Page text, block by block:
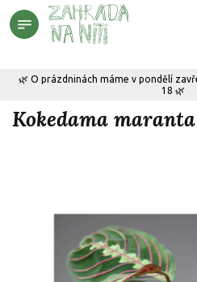
Přejít
na
🌿 O prázdninách máme v pondělí
18 🌿
Kokedama maranta